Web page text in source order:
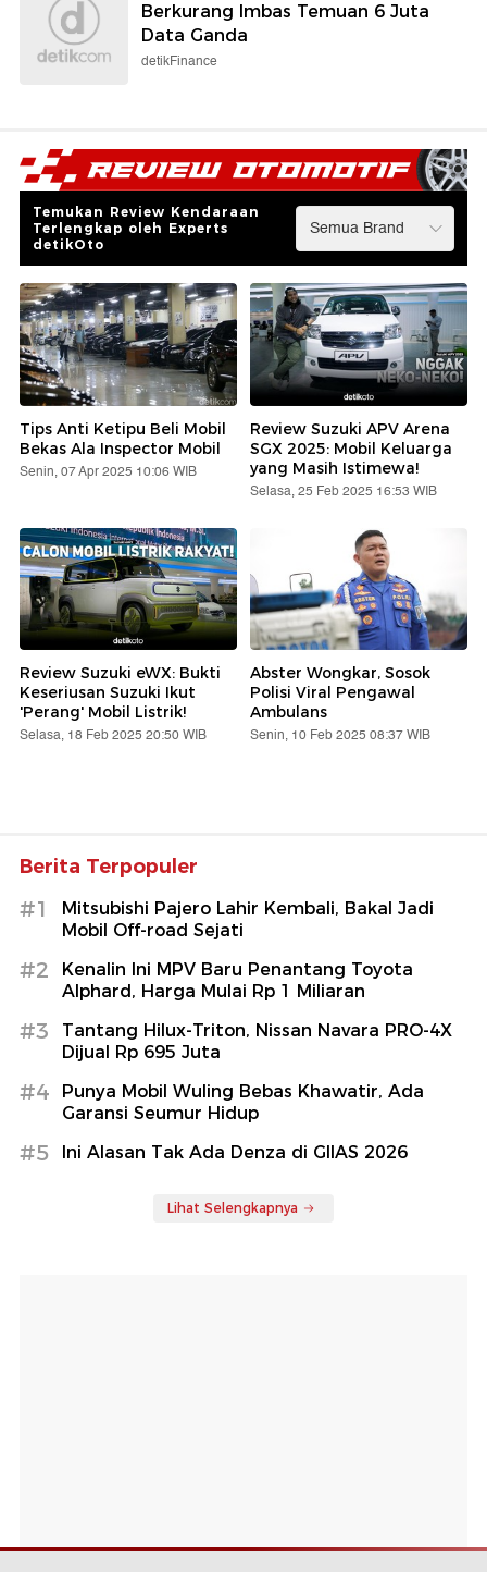
Berkurang Imbas Temuan 6 Juta
Data Ganda
detikFinance
Temukan Review Kendaraan
Terlengkap oleh Experts
detikOto
Tips Anti Ketipu Beli Mobil
Bekas Ala Inspector Mobil
Senin, 07 Apr 2025 10:06 WIB
Review Suzuki APV Arena
SGX 2025: Mobil Keluarga
yang Masih Istimewa!
Selasa, 25 Feb 2025 16:53 WIB
Review Suzuki eWX: Bukti
Keseriusan Suzuki Ikut
'Perang' Mobil Listrik!
Selasa, 18 Feb 2025 20:50 WIB
Abster Wongkar, Sosok
Polisi Viral Pengawal
Ambulans
Senin, 10 Feb 2025 08:37 WIB
Berita Terpopuler
#1
Mitsubishi Pajero Lahir Kembali, Bakal Jadi
Mobil Off-road Sejati
#2
Kenalin Ini MPV Baru Penantang Toyota
Alphard, Harga Mulai Rp 1 Miliaran
#3
Tantang Hilux-Triton, Nissan Navara PRO-4X
Dijual Rp 695 Juta
#4
Punya Mobil Wuling Bebas Khawatir, Ada
Garansi Seumur Hidup
#5 Ini Alasan Tak Ada Denza di GIIAS 2026
Lihat Selengkapnya